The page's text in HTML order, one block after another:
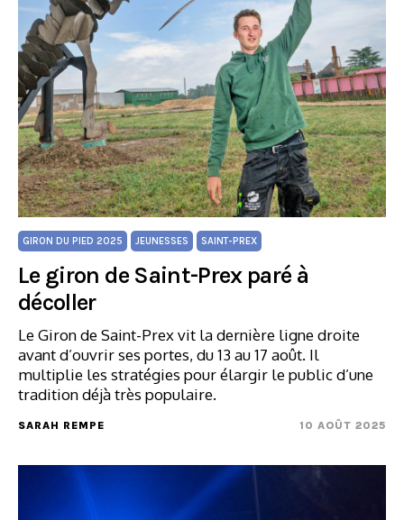
GIRON DU PIED 2025 JEUNESSES SAINT-PREX
Le giron de Saint-Prex paré à
décoller
Le Giron de Saint-Prex vit la dernière ligne droite
avant d’ouvrir ses portes, du 13 au 17 août. Il
multiplie les stratégies pour élargir le public d’une
tradition déjà très populaire.
SARAH REMPE 10 AOÛT 2025